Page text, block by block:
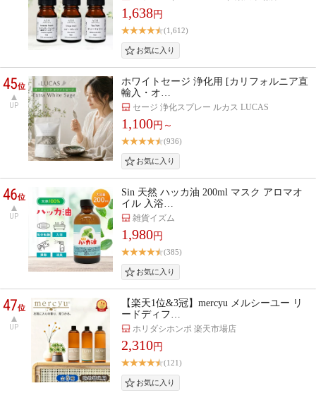
1,638円
(1,612)
45位
UP
ホワイトセージ 浄化用 [カリフォルニア直
輸入・オ…
セージ 浄化スプレー ルカス LUCAS
1,100円～
(936)
46位
UP
Sin 天然 ハッカ油 200ml マスク アロマオ
イル 入浴…
雑貨イズム
1,980円
(385)
47位
UP
【楽天1位&3冠】mercyu メルシーユー リ
ードディフ…
ホリダシホンポ 楽天市場店
2,310円
(121)